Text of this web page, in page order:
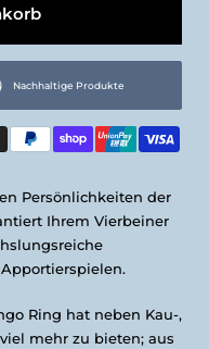
Nachhaltige Produkte
Persönlichkeiten der
Ihrem Vierbeiner
Ring hat neben Kau-,
mehr zu bieten; aus